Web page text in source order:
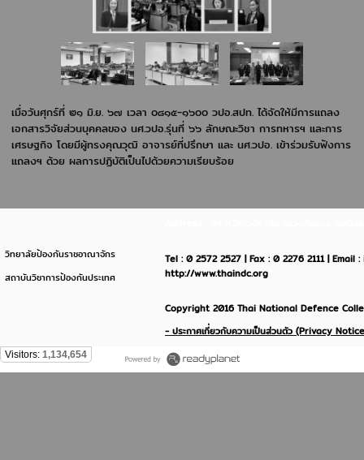
เมื่อวันศุกร์ที่ ๒๑ มิ.ย. ๖๗ เวลา ๐๘๑๕-๑๖๐๐ วปอ.สปท. ได้จัดให้มีการแถลง
เอกสารวิจัยส่วนบุคคลของ นศ.วปอ.รุ่นที่ ๖๖ ลักษณะวิชา การทหารฯ และการ
เศรษฐกิจ โดยมีผู้ทรงคุณวุฒิ อาจารย์ที่ปรึกษา และ นศ.วปอ. เข้าร่วมรับฟังการ
แถลงฯ ด้วย ผลการปฏิบัติเป็นไปด้วยความเรียบร้อย
วิทยาลัยป้องกันราชอาณาจักร
สถาบันวิชาการป้องกันประเทศ
Tel : 0 2572 2527 | Fax : 0 2276 2111 |
http://www.thaindc.org
Copyright 2016 Thai National Defence
- ประกาศเกี่ยวกับความเป็นส่วนตัว (Privacy
Visitors: 1,134,654